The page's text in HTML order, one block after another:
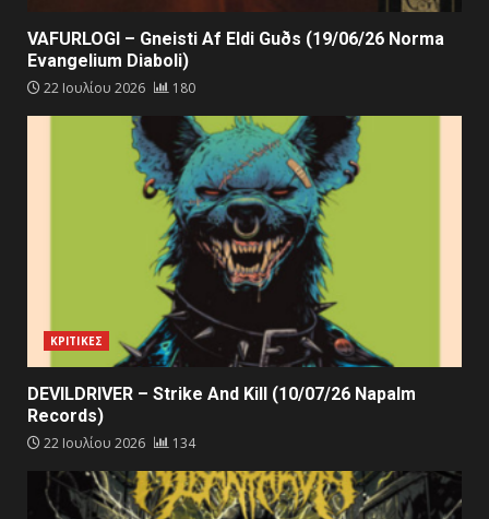
VAFURLOGI – Gneisti Af Eldi Guðs (19/06/26 Norma
Evangelium Diaboli)
22 Ιουλίου 2026 180
ΚΡΙΤΙΚΕΣ
DEVILDRIVER – Strike And Kill (10/07/26 Napalm
Records)
22 Ιουλίου 2026 134